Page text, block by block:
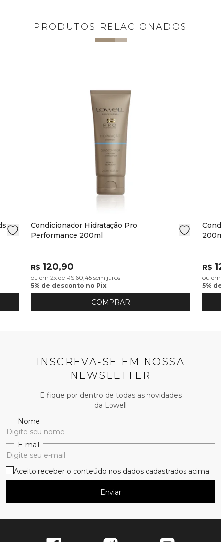
PRODUTOS RELACIONADOS
Condicionador Hidratação Pro
Performance 200ml
R$ 120,90
ou em 2x de R$ 60,45 sem juros
5% de desconto no Pix
COMPRAR
R$
ou em
5%
INSCREVA-SE EM NOSSA
NEWSLETTER
E fique por dentro de todas as novidades
da Lowell
Nome
E-mail
Aceito receber o conteúdo nos dados cadastrados acima
Enviar